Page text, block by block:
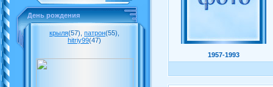
День рождения
крыля(57) патрон(55)
hitriy99(47)
1957-1993